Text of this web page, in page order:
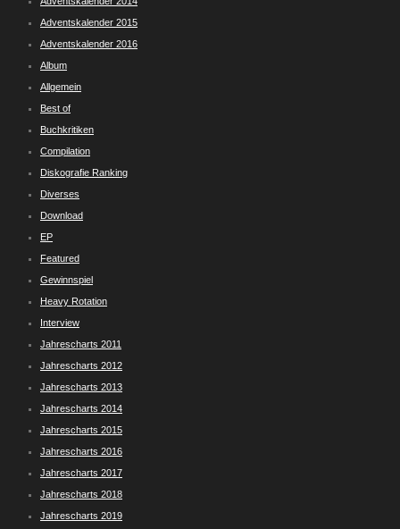
Adventskalender 2015
Adventskalender 2016
Album
Allgemein
Best of
Buchkritiken
Compilation
Diskografie Ranking
Diverses
Download
EP
Featured
Gewinnspiel
Heavy Rotation
Interview
Jahrescharts 2011
Jahrescharts 2012
Jahrescharts 2013
Jahrescharts 2014
Jahrescharts 2015
Jahrescharts 2016
Jahrescharts 2017
Jahrescharts 2018
Jahrescharts 2019